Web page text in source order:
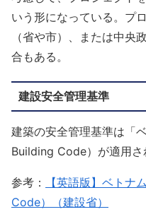
いう形になっている。プ
（省や市）、または中央
合もある。
建設安全管理基準
建築の安全管理基準は「
Building Code）が適用さ
参考：
【英語版】ベト
Code）（建設省）